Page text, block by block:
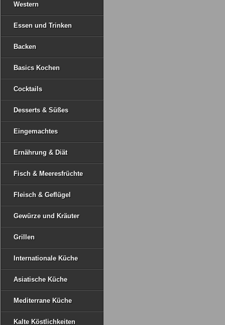
Western
Essen und Trinken
Backen
Basics Kochen
Cocktails
Desserts & Süßes
Eingemachtes
Ernährung & Diät
Fisch & Meeresfrüchte
Fleisch & Geflügel
Gewürze und Kräuter
Grillen
Internationale Küche
Asiatische Küche
Mediterrane Küche
Kalte Köstlichkeiten